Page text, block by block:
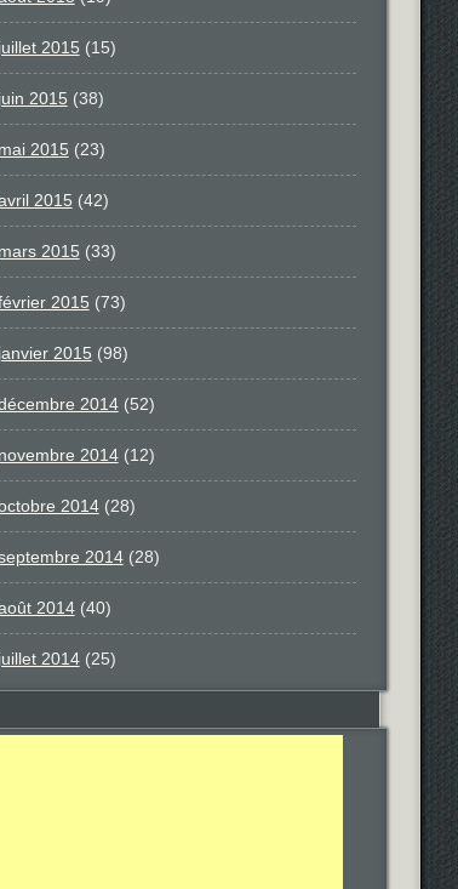
juillet 2015(15)
juin 2015(38)
mai 2015 (23)
2015(42)
mars 2015(33)
2015(73)
janvier 2015(98)
2014(52)
novembre 2014(12)
2014(28)
2014(28)
2014(40)
juillet 2014(25)